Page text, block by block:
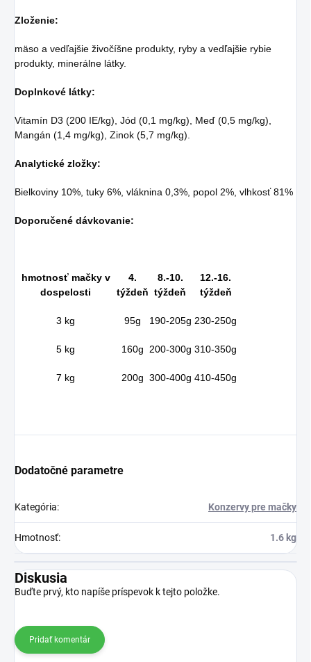
Zloženie:
mäso a vedľajšie živočíšne produkty, ryby a vedľajšie rybie
produkty, minerálne látky.
Doplnkové látky:
Vitamín D3 (200 IE/kg), Jód (0,1 mg/kg), Meď (0,5 mg/kg),
Mangán (1,4 mg/kg), Zinok (5,7 mg/kg).
Analytické zložky:
Bielkoviny 10%, tuky 6%, vláknina 0,3%, popol 2%, vlhkosť 81%
Doporučené dávkovanie:
hmotnosť mačky v
dospelosti
4.
týždeň
8.-10.
týždeň
12.-16.
týždeň
3 kg 95g 190-205g 230-250g
5 kg 160g 200-300g 310-350g
7 kg 200g 300-400g 410-450g
Dodatočné parametre
Kategória: Konzervy pre mačky
Hmotnosť: 1.6 kg
Diskusia
Buďte prvý, kto napíše príspevok k tejto položke.
Pridať komentár